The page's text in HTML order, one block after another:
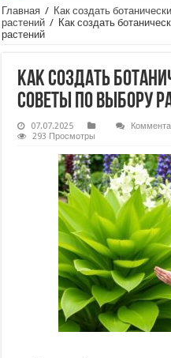
Главная / Как создать
растений / Как создать
растений
Как создать
советы по выбору
07.07.2025
293 Просмотры